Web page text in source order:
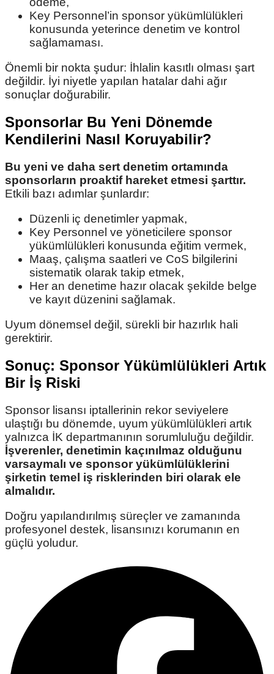
Key Personnel’in sponsor yükümlülükleri
konusunda yeterince denetim ve kontrol
sağlamaması.
Önemli bir nokta şudur: İhlalin kasıtlı olması şart
değildir. İyi niyetle yapılan hatalar dahi ağır
sonuçlar doğurabilir.
Sponsorlar Bu Yeni Dönemde
Kendilerini Nasıl Koruyabilir?
Bu yeni ve daha sert denetim ortamında
sponsorların proaktif hareket etmesi şarttır.
Etkili bazı adımlar şunlardır:
Düzenli iç denetimler yapmak,
Key Personnel ve yöneticilere sponsor
yükümlülükleri konusunda eğitim vermek,
Maaş, çalışma saatleri ve CoS bilgilerini
sistematik olarak takip etmek,
Her an denetime hazır olacak şekilde belge
ve kayıt düzenini sağlamak.
Uyum dönemsel değil, sürekli bir hazırlık hali
gerektirir.
Sonuç: Sponsor Yükümlülükleri Artık
Bir İş Riski
Sponsor lisansı iptallerinin rekor seviyelere
ulaştığı bu dönemde, uyum yükümlülükleri artık
yalnızca İK departmanının sorumluluğu değildir.
İşverenler, denetimin kaçınılmaz olduğunu
varsaymalı ve sponsor yükümlülüklerini
şirketin temel iş risklerinden biri olarak ele
almalıdır.
Doğru yapılandırılmış süreçler ve zamanında
profesyonel destek, lisansınızı korumanın en
güçlü yoludur.